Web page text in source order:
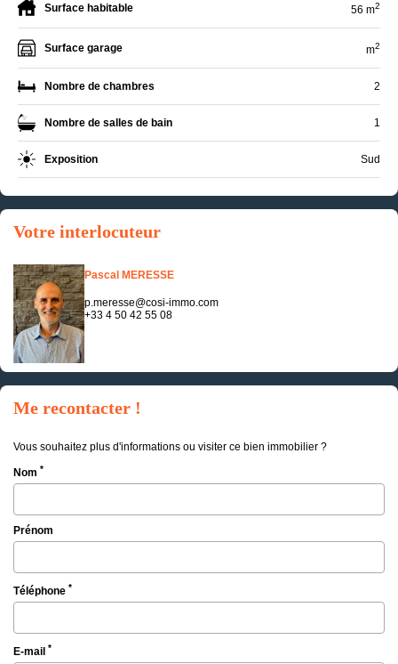
Surface habitable 56 m2
Surface garage m2
Nombre de chambres 2
Nombre de salles de bain 1
Exposition Sud
Votre interlocuteur
Pascal MERESSE
p.meresse@cosi-immo.com
+33 4 50 42 55 08
Me recontacter !
Vous souhaitez plus d'informations ou visiter ce bien immobilier ?
Nom *
Prénom
Téléphone *
E-mail *